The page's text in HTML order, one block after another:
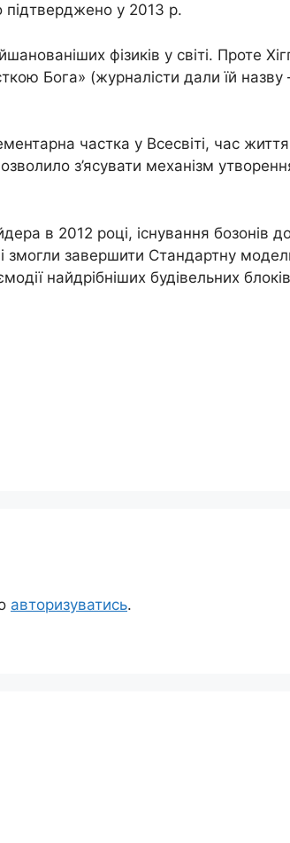
підтверджено у 2013 р.
фізиків у світі. Проте
Бога» (журналісти дали їй назву
частка у Всесвіті, час життя
з’ясувати механізм
в 2012 році, існування бозонів
завершити Стандартну
найдрібніших будівельних
авторизуватись.